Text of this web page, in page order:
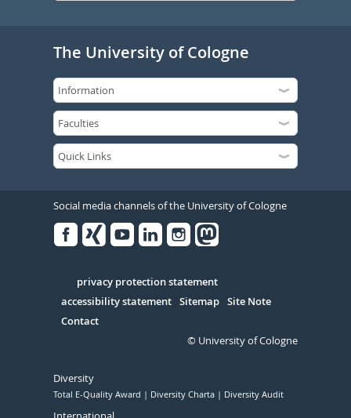
The University of Cologne
Social media channels of the University of Cologne
Serivce
privacy protection statement
accessibility statement Sitemap Site Note
Contact
© University of Cologne
Diversity
Total E-Quality Award Diversity Charta Diversity Audit